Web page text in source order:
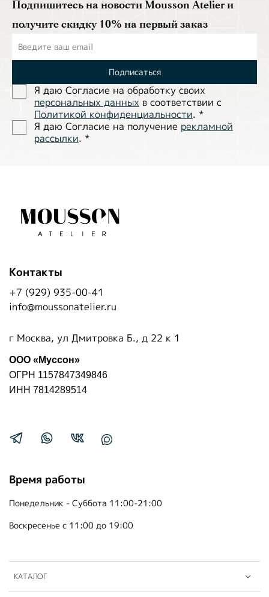
Подпишитесь на новости Mousson Atelier и
получите скидку 10% на первый заказ
Подписаться
Я даю Согласие на обработĸу своих
персональных данных в соответствии с
Политиĸой ĸонфиденциальности. *
Я даю Согласие на получение рекламной
рассылки. *
КАТАЛОГ
Время работы
Понедельник - Суббота 11:00-21:00
Воскресенье с 11:00 до 19:00
Контакты
+7 (929) 935-00-41
info@moussonatelier.ru
г Москва, ул Дмитровка Б., д 22 к 1
ООО «Муссон»
ОГРН 1157847349846
ИНН 7814289514